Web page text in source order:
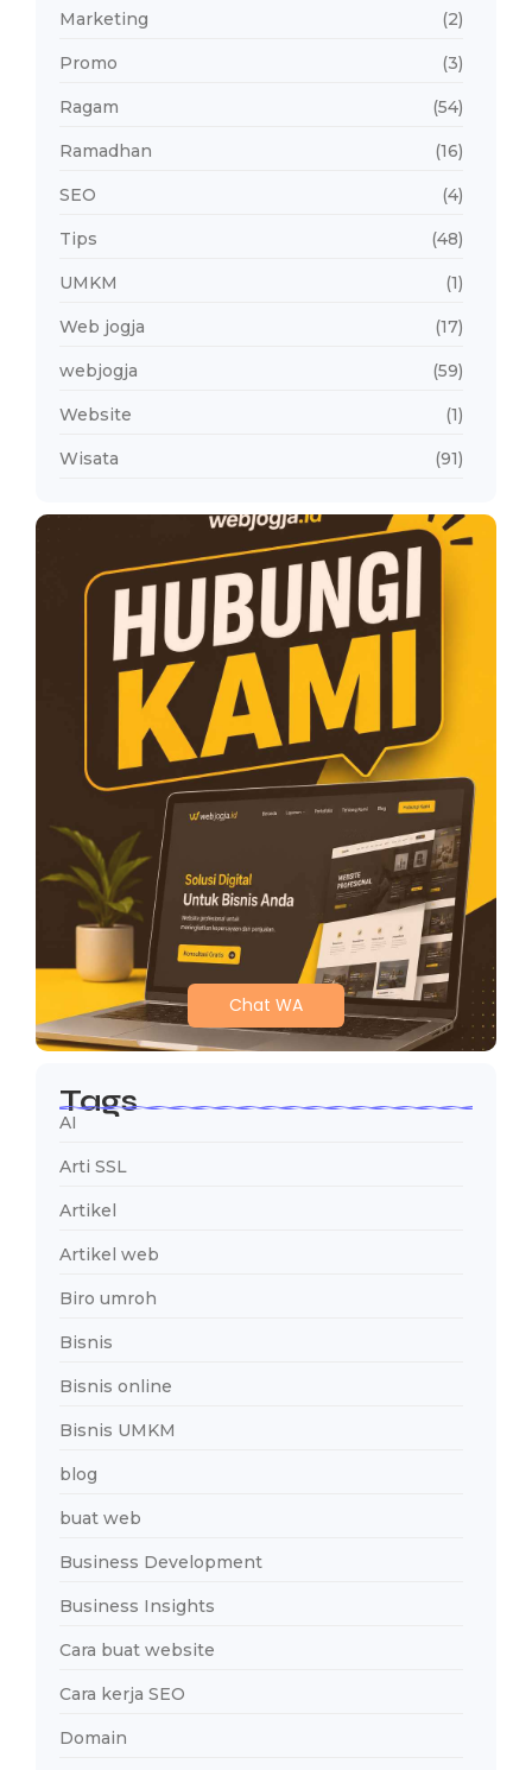
Marketing (2)
Promo (3)
Ragam (54)
Ramadhan (16)
SEO (4)
Tips (48)
UMKM (1)
Web jogja (17)
webjogja (59)
Website (1)
Wisata (91)
Chat WA
Tags
AI
Arti SSL
Artikel
Artikel web
Biro umroh
Bisnis
Bisnis online
Bisnis UMKM
blog
buat web
Business Development
Business Insights
Cara buat website
Cara kerja SEO
Domain